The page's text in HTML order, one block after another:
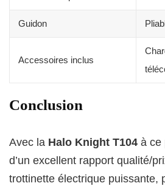
Guidon
Accessoires inclus
Conclusion
Avec la Halo Knight T104 à ce
d’un excellent rapport qualité/
trottinette électrique puissante,